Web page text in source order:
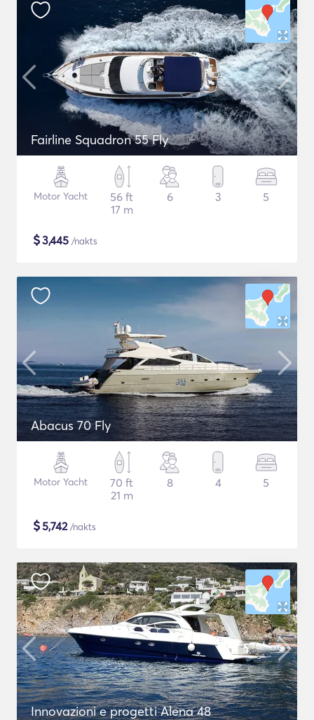
Fairline Squadron 55 Fly
Motor Yacht
56 ft
17 m
6 3 5
$3,445 /nakts
Abacus 70 Fly
Motor Yacht
70 ft
21 m
8 4 5
$5,742/nakts
Innovazioni e progetti Alena 48